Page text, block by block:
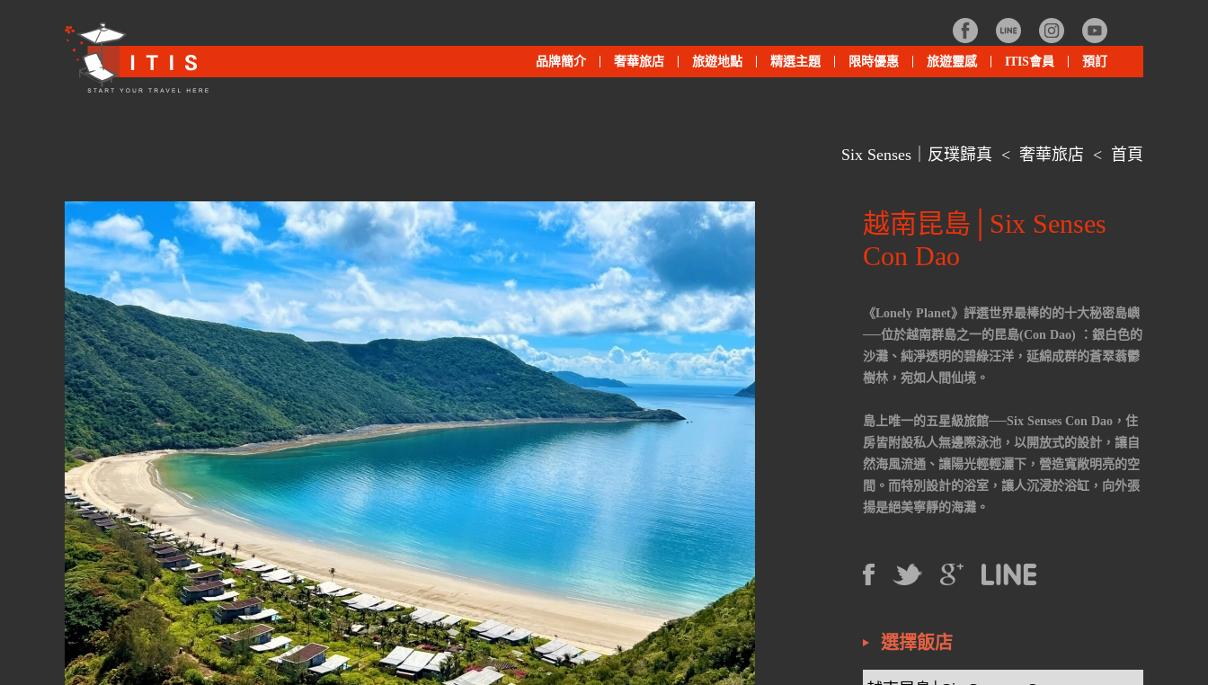
Six Senses｜反璞歸真 < 奢華旅店 < 首頁
越南昆島│Six Senses
Con Dao
《Lonely Planet》評選世界最棒的的十大秘密島嶼
──位於越南群島之一的昆島(Con Dao) ：銀白色的
沙灘、純淨透明的碧綠汪洋，延綿成群的蒼翠蓊鬱
樹林，宛如人間仙境。
島上唯一的五星級旅館──Six Senses Con Dao，住
房皆附設私人無邊際泳池，以開放式的設計，讓自
然海風流通、讓陽光輕輕灑下，營造寬敞明亮的空
間。而特別設計的浴室，讓人沉浸於浴缸，向外張
揚是絕美寧靜的海灘。
選擇飯店
品牌簡介 奢華旅店 旅遊地點 精選主題 限時優惠 旅遊靈感 ITIS會員 預訂